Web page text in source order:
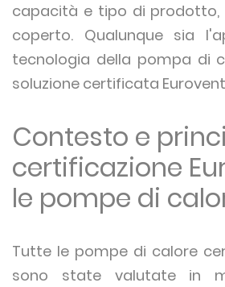
capacità e tipo di
coperto. Qualunque sia
tecnologia della pompa di
soluzione certificata
Contesto e
certificazione
le pompe di
Tutte le pompe di calore
sono state valutate in